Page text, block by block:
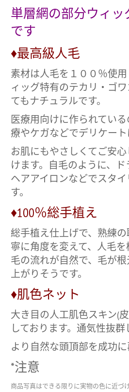
単層網の部分ウィッ
です
♦最高級人毛
素材は人毛を１００％使
ィッグ特有のテカリ・ゴ
てもナチュラルです。
医療用向けに作られてい
療やケガなどでデリケート
お肌にもやさしくてご安
けます。自毛のように、ド
ヘアアイロンなどでスタ
す。
♦100％総手植え
総手植え仕上げで、熟練
寧に角度を変えて、人毛を
毛の流れが自然で、毛が
上がりそうです。
♦肌色ネット
大き目の人工肌色スキン(
しております。通気性抜群
より自然な頭頂部を成功に
*注意
商品写真はできる限りに実物の色に近づ